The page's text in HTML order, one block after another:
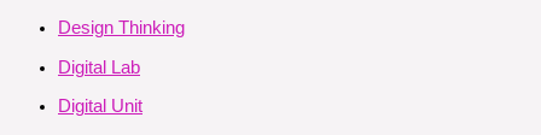
Design Thinking
Digital Lab
Digital Unit